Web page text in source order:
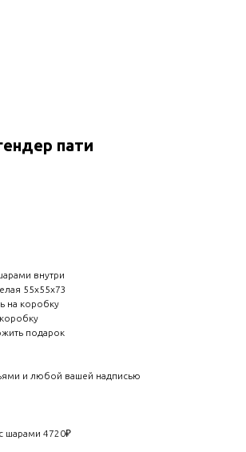
пати
внутри
55х55х73
на коробку
подарок
и любой вашей надписью
шарами 4720₽